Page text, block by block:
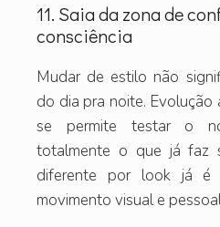
11. Saia da zona de
consciência
Mudar de estilo não
do dia pra noite.
se permite testar o
totalmente o que já faz
diferente por look já é
movimento visual e